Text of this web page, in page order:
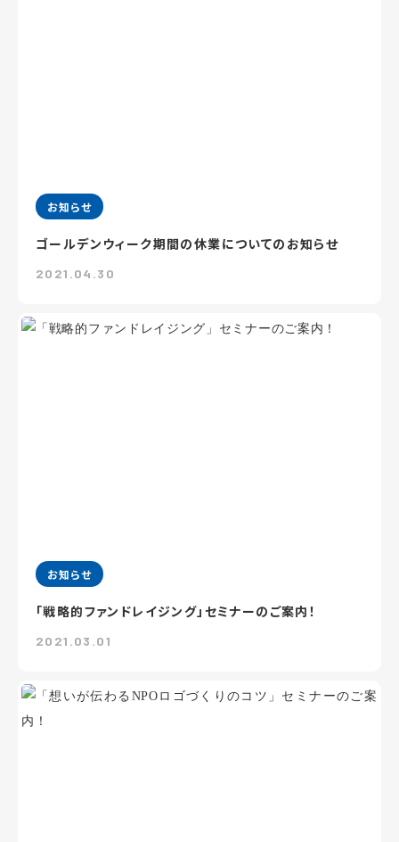
お知らせ
ゴールデンウィーク期間の休業についてのお知らせ
2021.04.30
お知らせ
「戦略的ファンドレイジング」セミナーのご案内！
2021.03.01